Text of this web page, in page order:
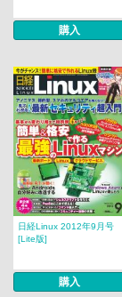
購入
日経Linux 2012年9月号
[Lite版]
購入